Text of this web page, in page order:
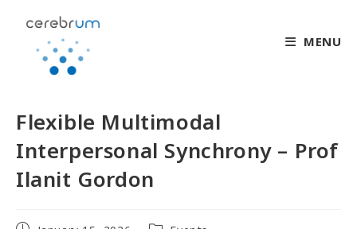
MENU
Flexible Multimodal
Interpersonal Synchrony – Prof
Ilanit Gordon